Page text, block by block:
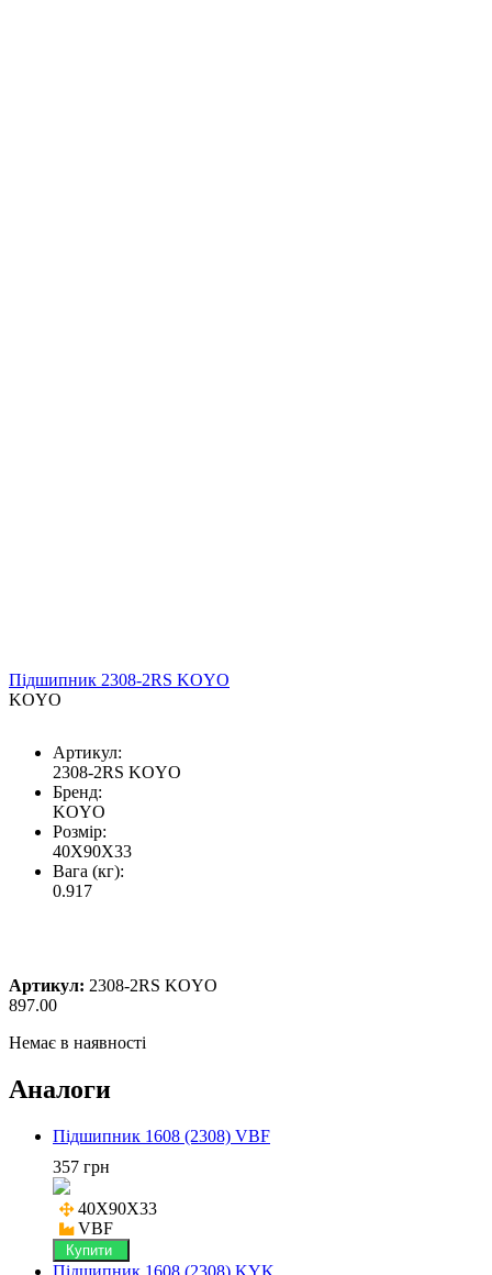
Підшипник 2308-2RS KOYO
KOYO
Артикул:
2308-2RS KOYO
Бренд:
KOYO
Розмір:
40X90X33
Вага (кг):
0.917
Артикул: 2308-2RS KOYO
897.00
Немає в наявності
Аналоги
Підшипник 1608 (2308) VBF
357 грн
40X90X33
VBF
Купити
Підшипник 1608 (2308) KYK